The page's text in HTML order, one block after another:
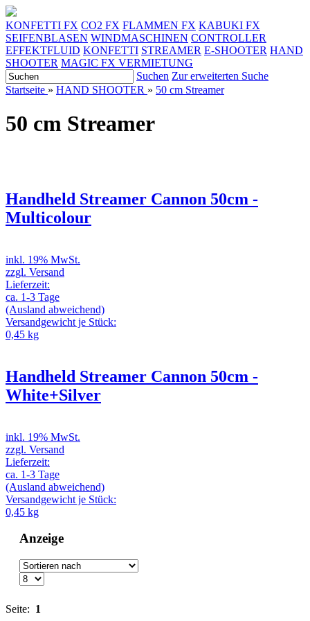
KONFETTI FX CO2 FX FLAMMEN FX KABUKI FX
SEIFENBLASEN WINDMASCHINEN CONTROLLER
EFFEKTFLUID KONFETTI STREAMER E-SHOOTER HAND
SHOOTER MAGIC FX VERMIETUNG
Suchen Zur erweiterten Suche
Startseite » HAND SHOOTER » 50 cm Streamer
50 cm Streamer
Handheld Streamer Cannon 50cm -
Multicolour
inkl. 19% MwSt.
zzgl. Versand
Lieferzeit:
ca. 1-3 Tage
(Ausland abweichend)
Versandgewicht je Stück:
0,45 kg
Handheld Streamer Cannon 50cm -
White+Silver
inkl. 19% MwSt.
zzgl. Versand
Lieferzeit:
ca. 1-3 Tage
(Ausland abweichend)
Versandgewicht je Stück:
0,45 kg
Anzeige
Seite: 1